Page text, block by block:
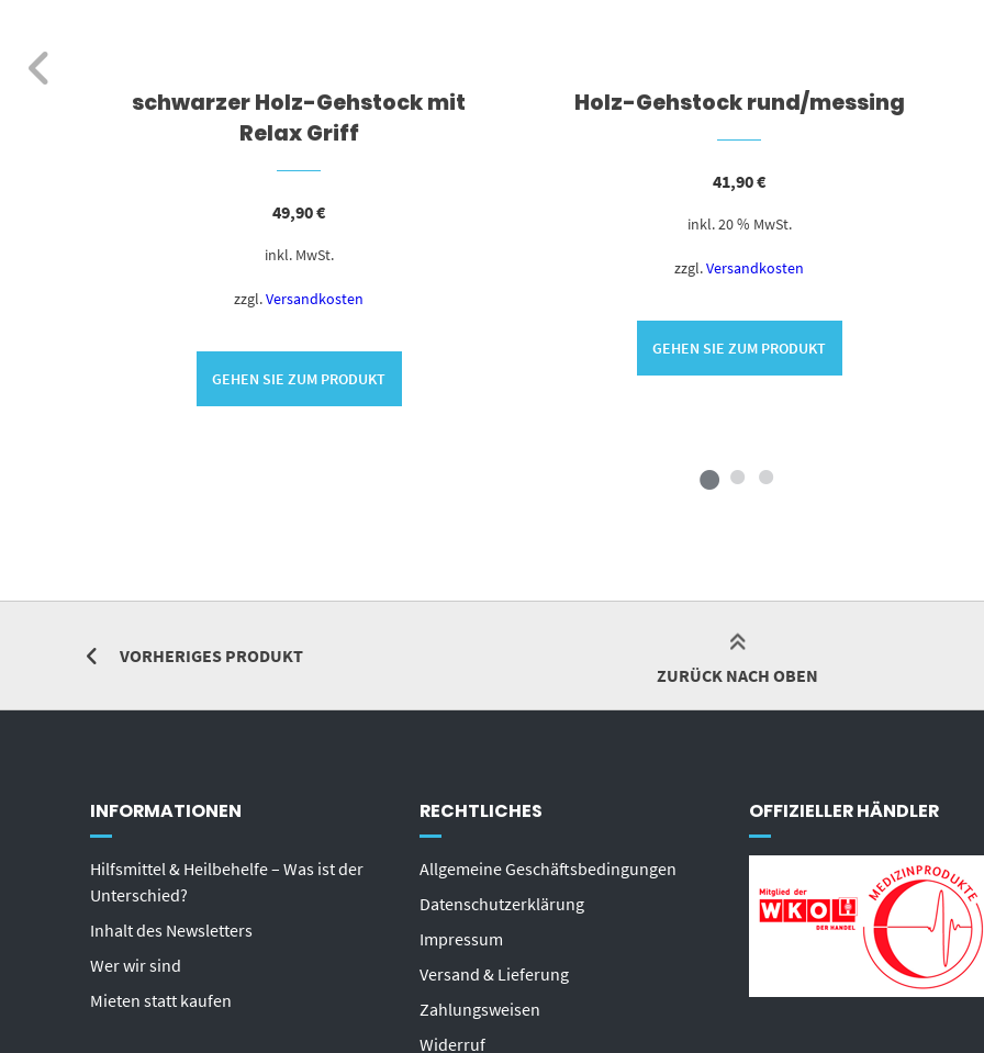
schwarzer Holz-Gehstock mit
Relax Griff
49,90€
inkl. MwSt.
zzgl.Versandkosten
GEHEN SIE ZUM PRODUKT
Holz-Gehstock rund/messing
41,90€
inkl. 20 % MwSt.
zzgl.Versandkosten
GEHEN SIE ZUM PRODUKT
VORHERIGES PRODUKT
ZURÜCK NACH OBEN
INFORMATIONEN
Hilfsmittel & Heilbehelfe – Was ist der
Unterschied?
Inhalt des Newsletters
Wer wir sind
Mieten statt kaufen
RECHTLICHES
Allgemeine Geschäftsbedingungen
Datenschutzerklärung
Impressum
Versand & Lieferung
Zahlungsweisen
Widerruf
OFFIZIELLER HÄNDLER